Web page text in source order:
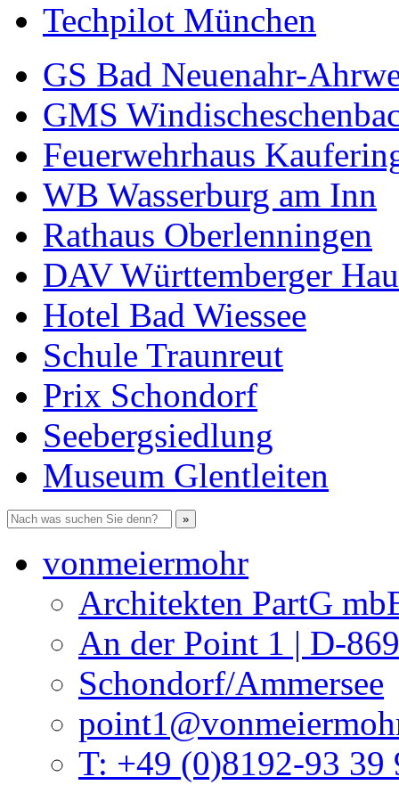
Techpilot München
GS Bad Neuenahr-
GMS
Feuerwehrhaus
WB Wasserburg am Inn
Rathaus Oberlenningen
DAV Württemberger
Hotel Bad Wiessee
Schule Traunreut
Prix Schondorf
Seebergsiedlung
Museum Glentleiten
vonmeiermohr
Architekten PartG
An der Point 1 | D-
Schondorf/Ammersee
T: +49 (0)8192-93 39